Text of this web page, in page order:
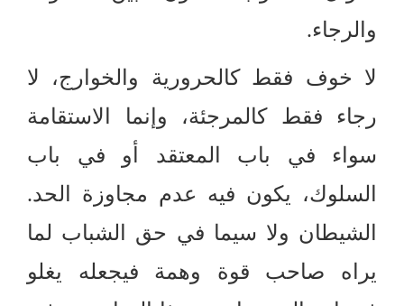
والرجاء.
لا خوف فقط كالحرورية والخوارج، لا
رجاء فقط كالمرجئة، وإنما الاستقامة
سواء في باب المعتقد أو في باب
السلوك، يكون فيه عدم مجاوزة الحد.
الشيطان ولا سيما في حق الشباب لما
يراه صاحب قوة وهمة فيجعله يغلو